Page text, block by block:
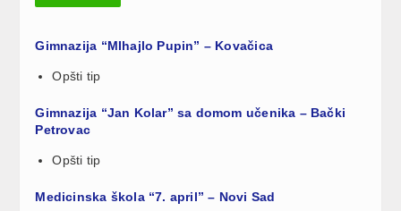
Gimnazija “MIhajlo Pupin” – Kovačica
Opšti tip
Gimnazija “Jan Kolar” sa domom učenika – Bački
Petrovac
Opšti tip
Medicinska škola “7. april” – Novi Sad